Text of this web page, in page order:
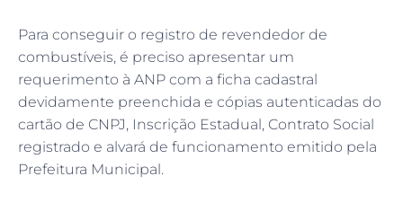
Para conseguir o registro de revendedor de
combustíveis, é preciso apresentar um
requerimento à ANP com a ficha cadastral
devidamente preenchida e cópias autenticadas do
cartão de CNPJ, Inscrição Estadual, Contrato Social
registrado e alvará de funcionamento emitido pela
Prefeitura Municipal.